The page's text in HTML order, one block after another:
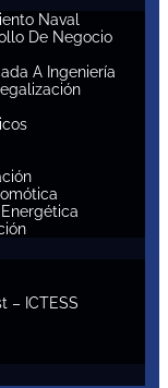
Naval
De Negocio
A Ingeniería
– ICTESS